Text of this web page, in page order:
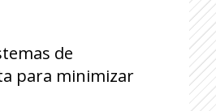
de
para minimizar